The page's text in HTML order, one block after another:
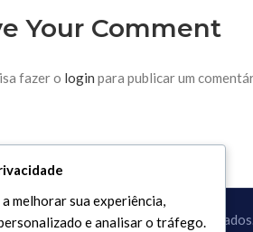
Your Comment
fazer o login para publicar um
- 2026 / Todos os direitos
melhorar sua experiência,
e analisar o tráfego.